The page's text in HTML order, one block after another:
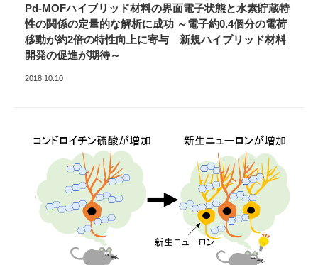
Pd-MOFハイブリッド材料の界面電子状態と水素貯蔵特
性の関係の定量的な解析に成功 ～電子約0.4個分の電荷
移動が約2倍の特性向上に寄与 新規ハイブリッド材料
開発の促進が期待～
2018.10.10